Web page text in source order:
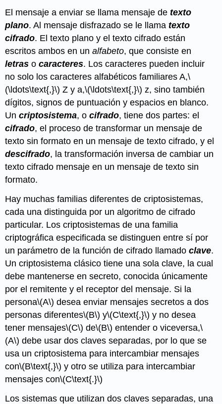
El mensaje a enviar se llama mensaje detexto
plano. Al mensaje disfrazado se le llamatexto
cifrado. El texto plano y el texto cifrado están
escritos ambos en unalfabeto, que consiste en
letras ocaracteres. Los caracteres pueden incluir
no solo los caracteres alfabéticos familiares A,\
(\ldots\text{,}\) Z y a,\(\ldots\text{,}\) z, sino también
dígitos, signos de puntuación y espacios en blanco.
Uncriptosistema, ocifrado, tiene dos partes: el
cifrado, el proceso de transformar un mensaje de
texto sin formato en un mensaje de texto cifrado, y el
descifrado, la transformación inversa de cambiar un
texto cifrado mensaje en un mensaje de texto sin
formato.
Hay muchas familias diferentes de criptosistemas,
cada una distinguida por un algoritmo de cifrado
particular. Los criptosistemas de una familia
criptográfica especificada se distinguen entre sí por
un parámetro de la función de cifrado llamadoclave.
Un criptosistema clásico tiene una sola clave, la cual
debe mantenerse en secreto, conocida únicamente
por el remitente y el receptor del mensaje. Si la
persona\(A\) desea enviar mensajes secretos a dos
personas diferentes\(B\) y\(C\text{,}\) y no desea
tener mensajes\(C\) de\(B\) entender o viceversa,\
(A\) debe usar dos claves separadas, por lo que se
usa un criptosistema para intercambiar mensajes
con\(B\text{,}\) y otro se utiliza para intercambiar
mensajes con\(C\text{.}\)
Los sistemas que utilizan dos claves separadas, una